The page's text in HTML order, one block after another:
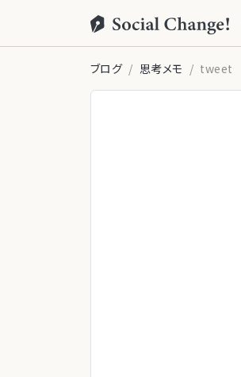
ブログ 思考メモ tweet